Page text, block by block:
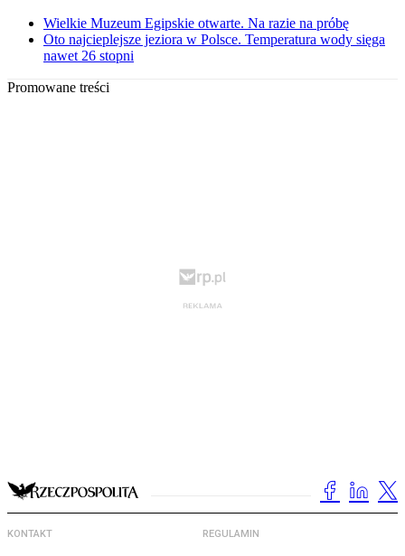
Wielkie Muzeum Egipskie otwarte. Na razie na próbę
Oto najcieplejsze jeziora w Polsce. Temperatura wody sięga
nawet 26 stopni
Promowane treści
KONTAKT REGULAMIN